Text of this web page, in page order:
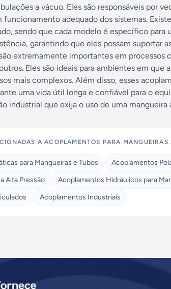
a vácuo. Eles são responsáveis por
funcionamento adequado dos sistemas.
sendo que cada modelo é específico
garantindo que eles possam suportar
extremamente importantes em
Eles são ideais para ambientes em que
mais complexos. Além disso, esses
uma vida útil longa e confiável para o
industrial que exija o uso de uma mangueira
AACOPLAMENTOS PARA MANGUEIRAS
para Mangueiras e Tubos Acoplamentos
Alta Pressão
Acoplamentos Hidráulicos para
Acoplamentos Industriais